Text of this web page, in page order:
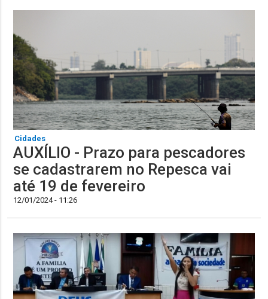
Cidades
AUXÍLIO - Prazo para pescadores
se cadastrarem no Repesca vai
até 19 de fevereiro
12/01/2024 - 11:26